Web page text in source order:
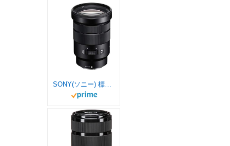
SONY(ソニー) 標準ズームレンズ APS-C E PZ 18-105mm F4 G OSS Gレンズ デジタル一眼カメラα[Eマウント]用 純正レンズ SELP18105G